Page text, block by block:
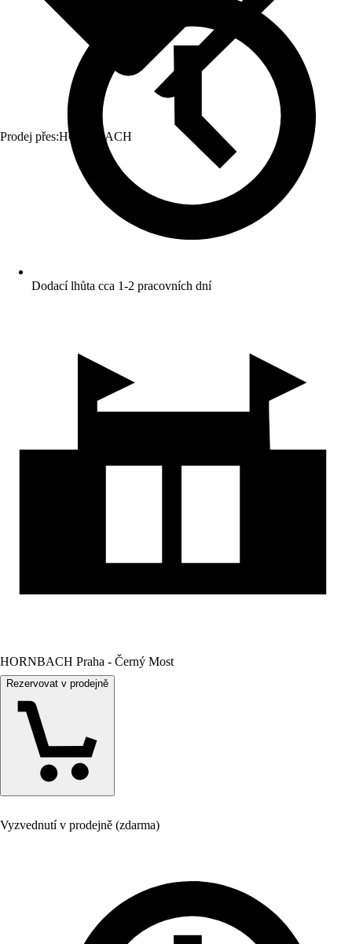
Prodej přes:HORNBACH
Dodací lhůta cca 1-2 pracovních dní
HORNBACH Praha - Černý Most
Rezervovat v prodejně
Vyzvednutí v prodejně (zdarma)